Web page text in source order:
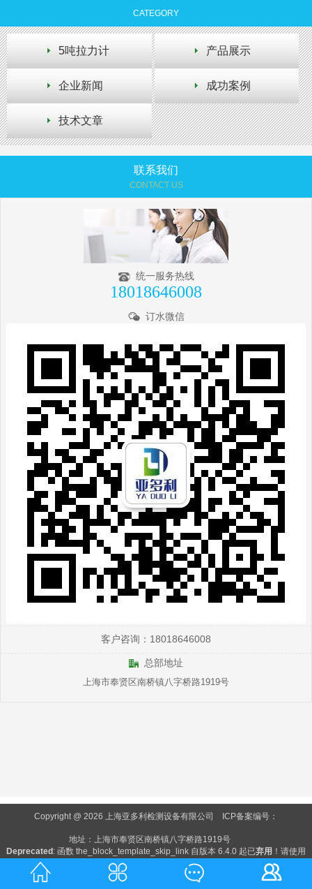
CATEGORY
5吨拉力计 产品展示
企业新闻 成功案例
技术文章
联系我们
CONTACT US
统一服务热线
18018646008
订水微信
客户咨询：18018646008
总部地址
上海市奉贤区南桥镇八字桥路1919号
Copyright @ 2026 上海亚多利检测设备有限公司 ICP备案编号：
地址：上海市奉贤区南桥镇八字桥路1919号
Deprecated: 函数 the_block_template_skip_link 自版本 6.4.0 起已弃用 ！请使用
wp_enqueue_block_template_skip_link() 代替。 in
/www/wwwroot/chinananning.com/wp-includes/functions.php
on line6170